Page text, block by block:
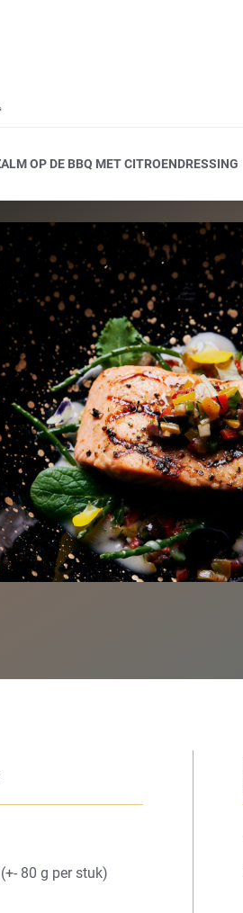
OP DE BBQ MET CITROENDRESSING
80 g per stuk)